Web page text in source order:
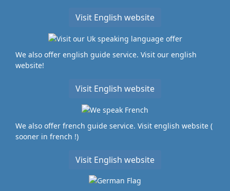
Visit English website
We also offer english guide service. Visit our english
website!
Visit English website
We also offer french guide service. Visit english website (
sooner in french !)
Visit English website